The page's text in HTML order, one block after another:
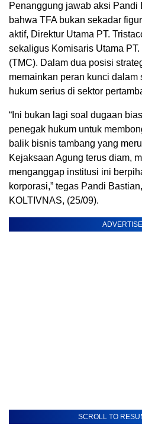
Penanggung jawab aksi Pandi
bahwa TFA bukan sekadar
aktif, Direktur Utama PT.
sekaligus Komisaris Utama
(TMC). Dalam dua posisi
memainkan peran kunci
hukum serius di sektor
“Ini bukan lagi soal dugaan
penegak hukum untuk
balik bisnis tambang yang
Kejaksaan Agung terus diam,
menganggap institusi ini
korporasi,” tegas Pandi
KOLTIVNAS, (25/09).
SCROLL TO